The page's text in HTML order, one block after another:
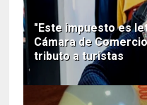
"Este impuesto es
Cámara de
tributo a turistas